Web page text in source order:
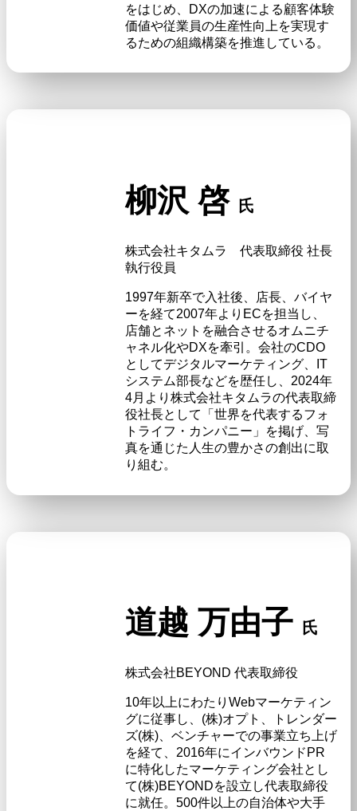
をはじめ、DXの加速による顧客体験
価値や従業員の生産性向上を実現す
るための組織構築を推進している。
柳沢 啓 氏
株式会社キタムラ 代表取締役 社長
執行役員
1997年新卒で入社後、店長、バイヤ
ーを経て2007年よりECを担当し、
店舗とネットを融合させるオムニチ
ャネル化やDXを牽引。会社のCDO
としてデジタルマーケティング、IT
システム部長などを歴任し、2024年
4月より株式会社キタムラの代表取締
役社長として「世界を代表するフォ
トライフ・カンパニー」を掲げ、写
真を通じた人生の豊かさの創出に取
り組む。
道越 万由子 氏
株式会社BEYOND 代表取締役
10年以上にわたりWebマーケティン
グに従事し、(株)オプト、トレンダー
ズ(株)、ベンチャーでの事業立ち上げ
を経て、2016年にインバウンドPR
に特化したマーケティング会社とし
て(株)BEYONDを設立し代表取締役
に就任。500件以上の自治体や大手